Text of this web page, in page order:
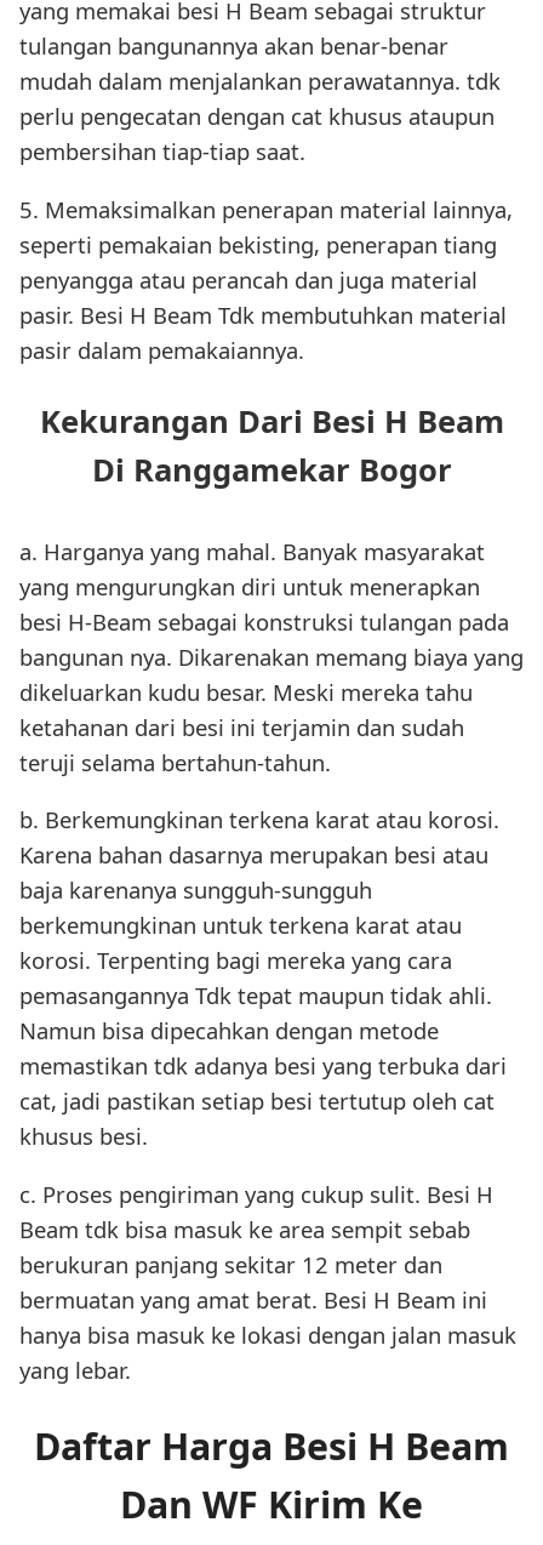
yang memakai besi H Beam sebagai struktur
tulangan bangunannya akan benar-benar
mudah dalam menjalankan perawatannya. tdk
perlu pengecatan dengan cat khusus ataupun
pembersihan tiap-tiap saat.
5. Memaksimalkan penerapan material lainnya,
seperti pemakaian bekisting, penerapan tiang
penyangga atau perancah dan juga material
pasir. Besi H Beam Tdk membutuhkan material
pasir dalam pemakaiannya.
Kekurangan Dari Besi H Beam
Di Ranggamekar Bogor
a. Harganya yang mahal. Banyak masyarakat
yang mengurungkan diri untuk menerapkan
besi H-Beam sebagai konstruksi tulangan pada
bangunan nya. Dikarenakan memang biaya yang
dikeluarkan kudu besar. Meski mereka tahu
ketahanan dari besi ini terjamin dan sudah
teruji selama bertahun-tahun.
b. Berkemungkinan terkena karat atau korosi.
Karena bahan dasarnya merupakan besi atau
baja karenanya sungguh-sungguh
berkemungkinan untuk terkena karat atau
korosi. Terpenting bagi mereka yang cara
pemasangannya Tdk tepat maupun tidak ahli.
Namun bisa dipecahkan dengan metode
memastikan tdk adanya besi yang terbuka dari
cat, jadi pastikan setiap besi tertutup oleh cat
khusus besi.
c. Proses pengiriman yang cukup sulit. Besi H
Beam tdk bisa masuk ke area sempit sebab
berukuran panjang sekitar 12 meter dan
bermuatan yang amat berat. Besi H Beam ini
hanya bisa masuk ke lokasi dengan jalan masuk
yang lebar.
Daftar Harga Besi H Beam
Dan WF Kirim Ke